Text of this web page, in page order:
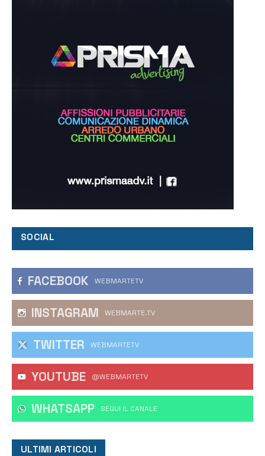
SOCIAL
FACEBOOK WEBMARTETV
INSTAGRAM WEBMARTE.TV
TWITTER WEBMARTETV
YOUTUBE @WEBMARTETV
WHATSAPP ‎SEGUI IL CANALE
ULTIMI ARTICOLI